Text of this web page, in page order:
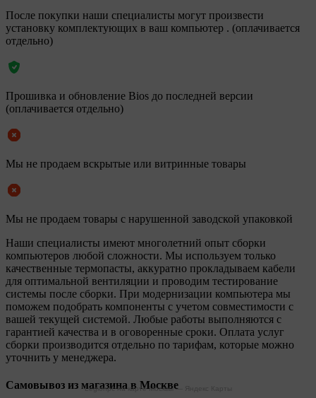
После покупки наши специалисты могут произвести
установку комплектующих в ваш компьютер . (оплачивается
отдельно)
Прошивка и обновление Bios до последней версии
(оплачивается отдельно)
Мы не продаем вскрытые или витринные товары
Мы не продаем товары с нарушенной заводской упаковкой
Наши специалисты имеют многолетний опыт сборки
компьютеров любой сложности. Мы используем только
качественные термопасты, аккуратно прокладываем кабели
для оптимальной вентиляции и проводим тестирование
системы после сборки. При модернизации компьютера мы
поможем подобрать компоненты с учетом совместимости с
вашей текущей системой. Любые работы выполняются с
гарантией качества и в оговоренные сроки. Оплата услуг
сборки производится отдельно по тарифам, которые можно
уточнить у менеджера.
Самовывоз из магазина в Москве
Legionpc на карте Москвы — Яндекс Карты